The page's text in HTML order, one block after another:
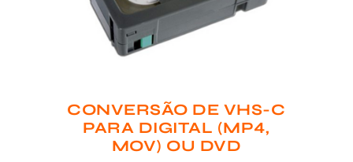
CONVERSÃO DE VHS-C
PARA DIGITAL (MP4,
MOV) OU DVD